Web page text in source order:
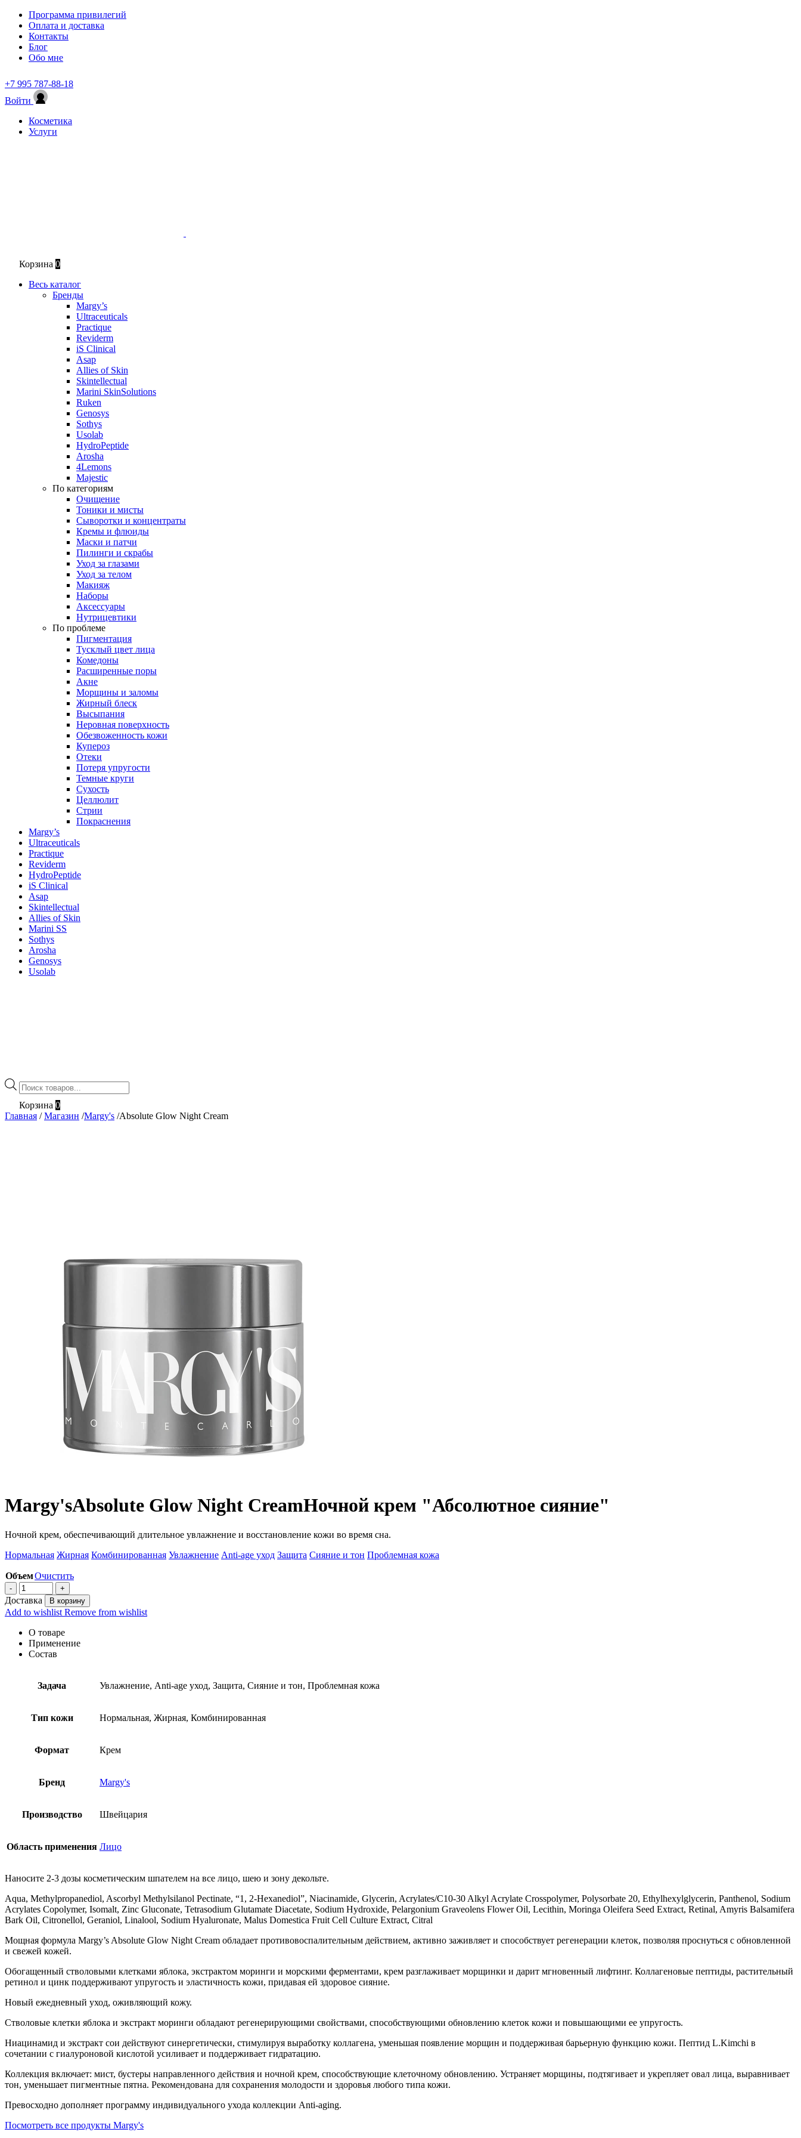
Программа привилегий
Оплата и доставка
Контакты
Блог
Обо мне
+7 995 787-88-18
Войти
Косметика
Услуги
Корзина 0
Весь каталог
Бренды
Margy’s
Ultraceuticals
Practique
Reviderm
iS Clinical
Asap
Allies of Skin
Skintellectual
Marini SkinSolutions
Ruken
Genosys
Sothys
Usolab
HydroPeptide
Arosha
4Lemons
Majestic
По категориям
Очищение
Тоники и мисты
Сыворотки и концентраты
Кремы и флюиды
Маски и патчи
Пилинги и скрабы
Уход за глазами
Уход за телом
Макияж
Наборы
Аксессуары
Нутрицевтики
По проблеме
Пигментация
Тусклый цвет лица
Комедоны
Расширенные поры
Акне
Морщины и заломы
Жирный блеск
Высыпания
Неровная поверхность
Обезвоженность кожи
Купероз
Отеки
Потеря упругости
Темные круги
Сухость
Целлюлит
Стрии
Покраснения
Margy’s
Ultraceuticals
Practique
Reviderm
HydroPeptide
iS Clinical
Asap
Skintellectual
Allies of Skin
Marini SS
Sothys
Arosha
Genosys
Usolab
Поиск
товаров
Корзина 0
Главная / Магазин /Margy's /Absolute Glow Night Cream
Margy'sAbsolute Glow Night CreamНочной крем "Абсолютное сияние"
Ночной крем, обеспечивающий длительное увлажнение и восстановление кожи во время сна.
Нормальная Жирная Комбинированная Увлажнение Anti-age уход Защита Сияние и тон Проблемная кожа
ОбъемОчистить
Доставка В корзину
Add to wishlist Remove from wishlist
О товаре
Применение
Состав
Задача Увлажнение, Anti-age уход, Защита, Сияние и тон, Проблемная кожа
Тип кожи Нормальная, Жирная, Комбинированная
Формат Крем
Бренд Margy's
Производство Швейцария
Область применения Лицо
Наносите 2-3 дозы косметическим шпателем на все лицо, шею и зону декольте.
Aqua, Methylpropanediol, Ascorbyl Methylsilanol Pectinate, “1, 2-Hexanediol”, Niacinamide, Glycerin, Acrylates/C10-30 Alkyl Acrylate Crosspolymer, Polysorbate 20, Ethylhexylglycerin, Panthenol, Sodium
Acrylates Copolymer, Isomalt, Zinc Gluconate, Tetrasodium Glutamate Diacetate, Sodium Hydroxide, Pelargonium Graveolens Flower Oil, Lecithin, Moringa Oleifera Seed Extract, Retinal, Amyris Balsamifera
Bark Oil, Citronellol, Geraniol, Linalool, Sodium Hyaluronate, Malus Domestica Fruit Cell Culture Extract, Citral
Мощная формула Margy’s Absolute Glow Night Cream обладает противовоспалительным действием, активно заживляет и способствует регенерации клеток, позволяя проснуться с обновленной
и свежей кожей.
Обогащенный стволовыми клетками яблока, экстрактом моринги и морскими ферментами, крем разглаживает морщинки и дарит мгновенный лифтинг. Коллагеновые пептиды, растительный
ретинол и цинк поддерживают упругость и эластичность кожи, придавая ей здоровое сияние.
Новый ежедневный уход, оживляющий кожу.
Стволовые клетки яблока и экстракт моринги обладают регенерирующими свойствами, способствующими обновлению клеток кожи и повышающими ее упругость.
Ниацинамид и экстракт сои действуют синергетически, стимулируя выработку коллагена, уменьшая появление морщин и поддерживая барьерную функцию кожи. Пептид L.Kimchi в
сочетании с гиалуроновой кислотой усиливает и поддерживает гидратацию.
Коллекция включает: мист, бустеры направленного действия и ночной крем, способствующие клеточному обновлению. Устраняет морщины, подтягивает и укрепляет овал лица, выравнивает
тон, уменьшает пигментные пятна. Рекомендована для сохранения молодости и здоровья любого типа кожи.
Превосходно дополняет программу индивидуального ухода коллекции Anti-aging.
Посмотреть все продукты Margy's